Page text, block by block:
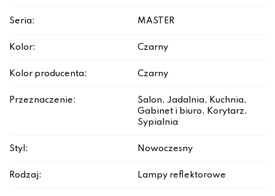
Seria: MASTER
Kolor: Czarny
Kolor producenta: Czarny
Przeznaczenie:
Salon, Jadalnia, Kuchnia,
Gabinet i biuro, Korytarz,
Sypialnia
Styl: Nowoczesny
Rodzaj: Lampy reflektorowe